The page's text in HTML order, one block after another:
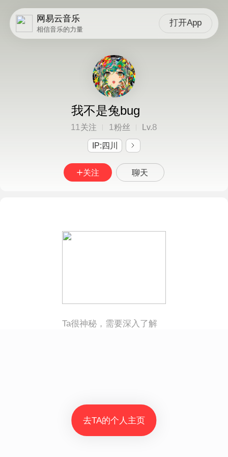
网易云音乐
相信音乐的力量
打开App
我不是兔bug
11关注 1粉丝 Lv.8
IP:四川
关注 聊天
Ta很神秘，需要深入了解
去TA的个人主页